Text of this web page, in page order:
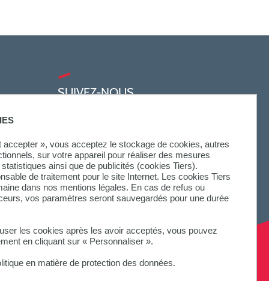
accepter », vous acceptez le stockage de cookies, autres
sur votre appareil pour réaliser des mesures
ainsi que de publicités (cookies Tiers).
de traitement pour le site Internet. Les cookies Tiers
dans nos mentions légales. En cas de refus ou
vos paramètres seront sauvegardés pour une durée
les cookies après les avoir acceptés, vous pouvez
en cliquant sur « Personnaliser ».
en matière de protection des données.
SUIVEZ-NOUS